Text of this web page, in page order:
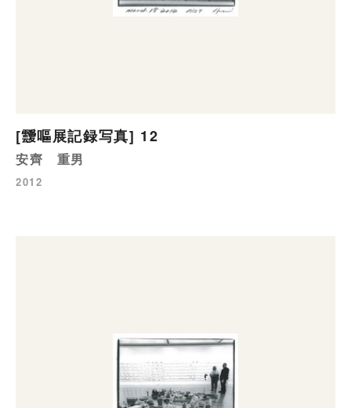
[靉嘔展記録写真] 12
安齊 重男
2012